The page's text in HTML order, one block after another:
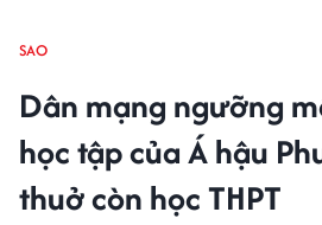
SAO
Dân mạng ngưỡng
học tập của Á hậu
thuở còn học THPT